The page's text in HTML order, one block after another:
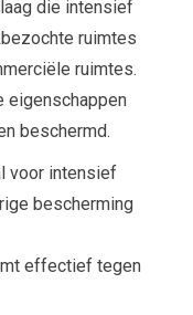
die intensief
ruimtes
ruimtes.
eigenschappen
beschermd.
voor intensief
bescherming
effectief tegen